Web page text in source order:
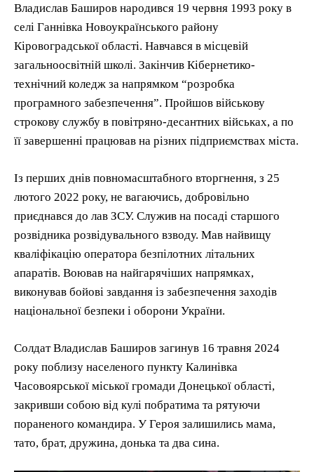
Владислав Баширов народився 19 червня 1993 року в
селі Ганнівка Новоукраїнського району
Кіровоградської області. Навчався в місцевій
загальноосвітній школі. Закінчив Кібернетико-
технічний коледж за напрямком “розробка
програмного забезпечення”. Пройшов військову
строкову службу в повітряно-десантних військах, а по
її завершенні працював на різних підприємствах міста.
Із перших днів повномасштабного вторгнення, з 25
лютого 2022 року, не вагаючись, добровільно
приєднався до лав ЗСУ. Служив на посаді старшого
розвідника розвідувального взводу. Мав найвищу
кваліфікацію оператора безпілотних літальних
апаратів. Воював на найгарячіших напрямках,
виконував бойові завдання із забезпечення заходів
національної безпеки і оборони України.
Солдат Владислав Баширов загинув 16 травня 2024
року поблизу населеного пункту Калинівка
Часовоярської міської громади Донецької області,
закривши собою від кулі побратима та рятуючи
пораненого командира. У Героя залишились мама,
тато, брат, дружина, донька та два сина.